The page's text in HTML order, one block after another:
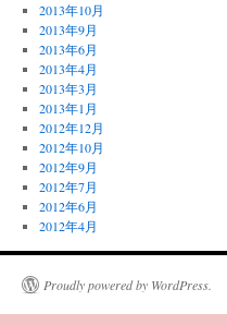
2013年10月
2013年9月
2013年6月
2013年4月
2013年3月
2013年1月
2012年12月
2012年10月
2012年9月
2012年7月
2012年6月
2012年4月
Proudly powered by WordPress.